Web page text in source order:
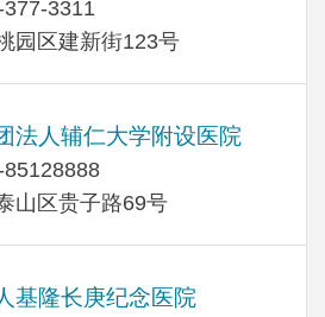
3311
园区建新街123号
法人辅仁大学附设医院
山区贵子路69号
基隆长庚纪念医院